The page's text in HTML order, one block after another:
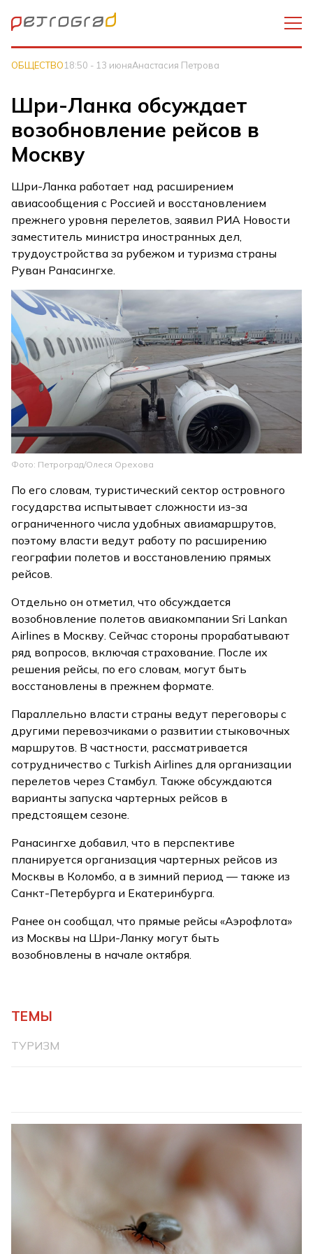
ОБЩЕСТВО18:50 - 13 июняАнастасия Петрова
Шри-Ланка обсуждает
возобновление рейсов в
Москву
Шри-Ланка работает над расширением
авиасообщения с Россией и восстановлением
прежнего уровня перелетов, заявил РИА Новости
заместитель министра иностранных дел,
трудоустройства за рубежом и туризма страны
Руван Ранасингхе.
Фото: Петроград/Олеся Орехова
По его словам, туристический сектор островного
государства испытывает сложности из-за
ограниченного числа удобных авиамаршрутов,
поэтому власти ведут работу по расширению
географии полетов и восстановлению прямых
рейсов.
Отдельно он отметил, что обсуждается
возобновление полетов авиакомпании Sri Lankan
Airlines в Москву. Сейчас стороны прорабатывают
ряд вопросов, включая страхование. После их
решения рейсы, по его словам, могут быть
восстановлены в прежнем формате.
Параллельно власти страны ведут переговоры с
другими перевозчиками о развитии стыковочных
маршрутов. В частности, рассматривается
сотрудничество с Turkish Airlines для организации
перелетов через Стамбул. Также обсуждаются
варианты запуска чартерных рейсов в
предстоящем сезоне.
Ранасингхе добавил, что в перспективе
планируется организация чартерных рейсов из
Москвы в Коломбо, а в зимний период — также из
Санкт-Петербурга и Екатеринбурга.
Ранее он сообщал, что прямые рейсы «Аэрофлота»
из Москвы на Шри-Ланку могут быть
возобновлены в начале октября.
ТЕМЫ
ТУРИЗМ